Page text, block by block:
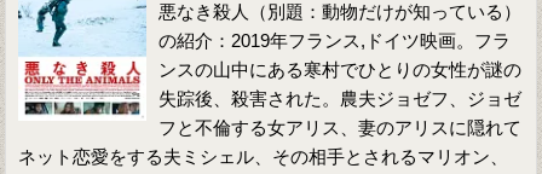
悪なき殺人（別題：動物だけが知っている）
の紹介：2019年フランス,ドイツ映画。フラ
ンスの山中にある寒村でひとりの女性が謎の
失踪後、殺害された。農夫ジョゼフ、ジョゼ
フと不倫する女アリス、妻のアリスに隠れて
ネット恋愛をする夫ミシェル、その相手とされるマリオン、